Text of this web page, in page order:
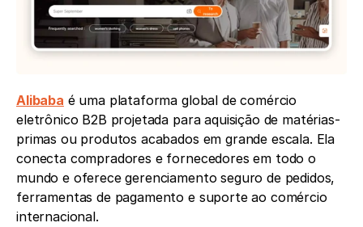
Alibaba é uma plataforma global de comércio
eletrônico B2B projetada para aquisição de matérias-
primas ou produtos acabados em grande escala. Ela
conecta compradores e fornecedores em todo o
mundo e oferece gerenciamento seguro de pedidos,
ferramentas de pagamento e suporte ao comércio
internacional.